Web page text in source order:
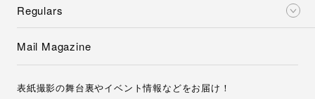
Regulars
Mail Magazine
表紙撮影の舞台裏やイベント情報などをお届け！